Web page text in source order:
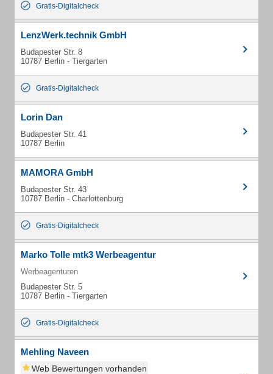
Gratis-Digitalcheck
LenzWerk.technik GmbH
Budapester Str. 8
10787 Berlin - Tiergarten
Gratis-Digitalcheck
Lorin Dan
Budapester Str. 41
10787 Berlin
MAMORA GmbH
Budapester Str. 43
10787 Berlin - Charlottenburg
Gratis-Digitalcheck
Marko Tolle mtk3 Werbeagentur
Werbeagenturen
Budapester Str. 5
10787 Berlin - Tiergarten
Gratis-Digitalcheck
Mehling Naveen
Web Bewertungen vorhanden